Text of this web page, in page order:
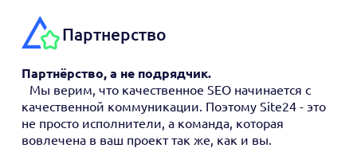
Партнерство
Партнёрство, а не подрядчик.
Мы верим, что качественное SEO начинается с
качественной коммуникации. Поэтому Site24 - это
не просто исполнители, а команда, которая
вовлечена в ваш проект так же, как и вы.